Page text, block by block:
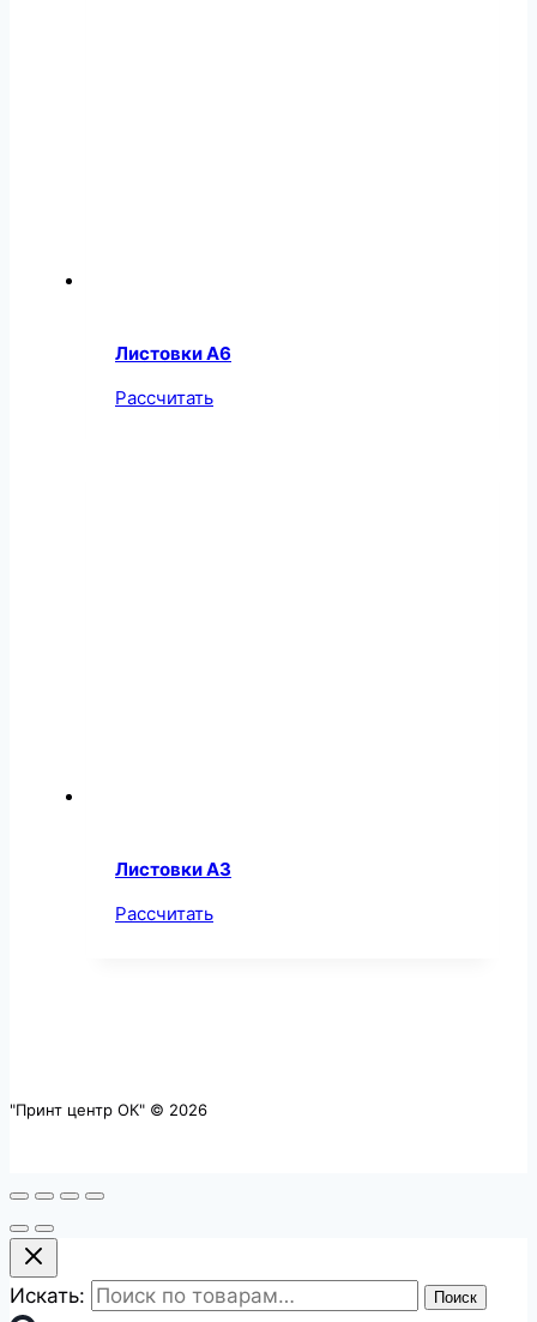
Листовки А6
Рассчитать
Листовки А3
Рассчитать
"Принт центр ОК" © 2026
Искать: Поиск